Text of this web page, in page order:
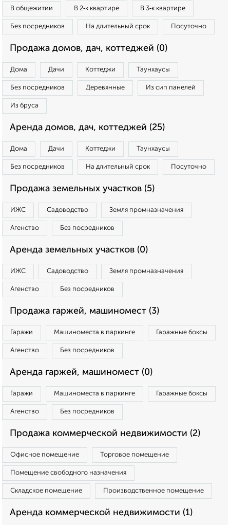
В общежитии В 2‑к квартире В 3‑к квартире
Без посредников На длительный срок Посуточно
Продажа домов, дач, коттеджей (0)
Дома Дачи Коттеджи Таунхаусы
Без посредников Деревянные Из сип панелей
Из бруса
Аренда домов, дач, коттеджей (25)
Дома Дачи Коттеджи Таунхаусы
Без посредников На длительный срок Посуточно
Продажа земельных участков (5)
ИЖС Садоводство Земля промназначения
Агенство Без посредников
Аренда земельных участков (0)
ИЖС Садоводство Земля промназначения
Агенство Без посредников
Продажа гаржей, машиномест (3)
Гаражи Машиноместа в паркинге Гаражные боксы
Агенство Без посредников
Аренда гаржей, машиномест (0)
Гаражи Машиноместа в паркинге Гаражные боксы
Агенство Без посредников
Продажа коммерческой недвижимости (2)
Офисное помещение Торговое помещение
Помещение свободного назначения
Складское помещение Производственное помещение
Аренда коммерческой недвижимости (1)